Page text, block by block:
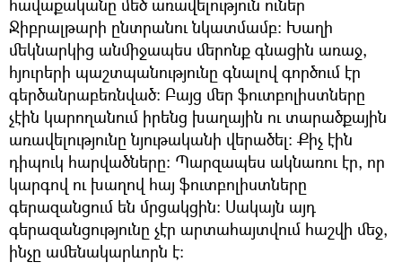
հավաքականը մեծ առավելություն ուներ
Ջիբրալթարի ընտրանու նկատմամբ: Խաղի
մեկնարկից անմիջապես մերոնք գնացին առաջ,
հյուրերի պաշտպանությունը գնալով գործում էր
գերծանրաբեռնված: Բայց մեր ֆուտբոլիստները
չէին կարողանում իրենց խաղային ու տարածքային
առավելությունը նյութականի վերածել: Քիչ էին
դիպուկ հարվածները: Պարզապես ակնառու էր, որ
կարգով ու խաղով հայ ֆուտբոլիստները
գերազանցում են մրցակցին: Սակայն այդ
գերազանցությունը չէր արտահայտվում հաշվի մեջ,
ինչը ամենակարևորն է: